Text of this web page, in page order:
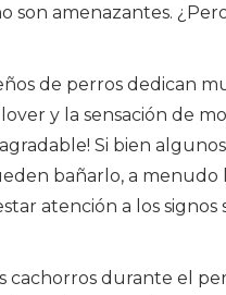
son amenazantes.
de perros dedican
y la sensación de
Si bien
bañarlo, a menudo
atención a los signos
cachorros durante el